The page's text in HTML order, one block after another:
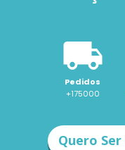
Pedidos
+175000
Quero